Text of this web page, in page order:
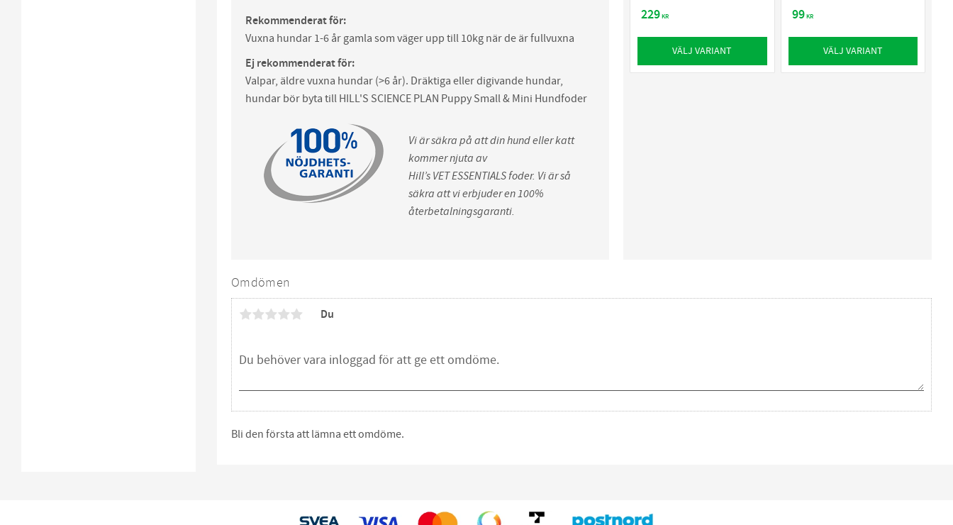
Rekommenderat för:
Vuxna hundar 1-6 år gamla som väger upp till 10kg när de är fullvuxna
Ej rekommenderat för:
Valpar, äldre vuxna hundar (>6 år). Dräktiga eller digivande hundar,
hundar bör byta till HILL'S SCIENCE PLAN Puppy Small & Mini Hundfoder
Vi är säkra på att din hund eller katt
kommer njuta av
Hill’s VET ESSENTIALSfoder. Vi är så
säkra att vi erbjuder en 100%
återbetalningsgaranti.
Omdömen
Du
Bli den första att lämna ett omdöme.
och munhälsa
229KR
VÄLJ VARIANT
99KR
VÄLJ VARIANT